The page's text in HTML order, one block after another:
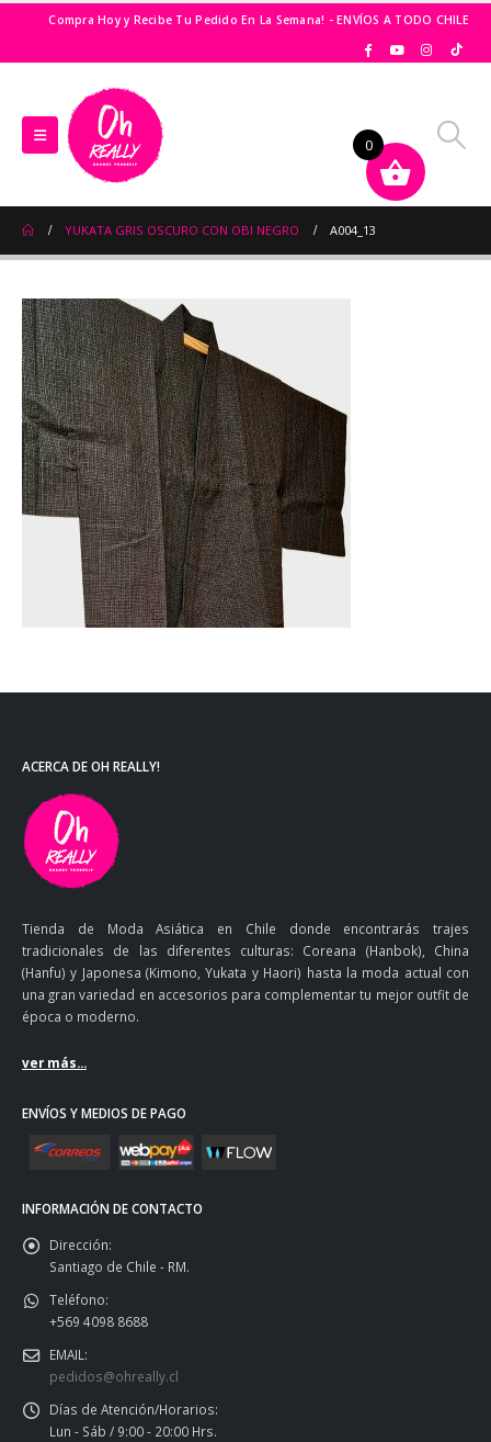
Compra Hoy y Recibe Tu Pedido En La Semana! - ENVÍOS A TODO CHILE
YUKATA GRIS OSCURO CON OBI NEGRO A004_13
ACERCA DE OH REALLY!
Tienda de Moda Asiática en Chile donde encontrarás trajes
tradicionales de las diferentes culturas: Coreana (Hanbok), China
(Hanfu) y Japonesa (Kimono, Yukata y Haori) hasta la moda actual con
una gran variedad en accesorios para complementar tu mejor outfit de
época o moderno.
ver más...
ENVÍOS Y MEDIOS DE PAGO
INFORMACIÓN DE CONTACTO
Dirección:
Santiago de Chile - RM.
Teléfono:
+569 4098 8688
EMAIL:
pedidos@ohreally.cl
Días de Atención/Horarios:
Lun - Sáb / 9:00 - 20:00 Hrs.
0